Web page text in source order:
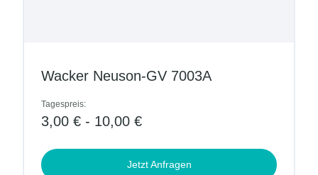
Wacker Neuson-GV 7003A
Tagespreis:
3,00 € - 10,00 €
Jetzt Anfragen